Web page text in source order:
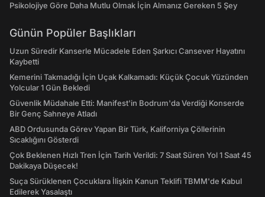
Psikolojiye Göre Daha Mutlu Olmak İçin Almanız Gereken 5 Şey
Günün Popüler Başlıkları
Uzun Süredir Kanserle Mücadele Eden Şarkıcı Cansever Hayatını
Kaybetti
Kemerini Takmadığı İçin Uçak Kalkamadı: Küçük Çocuk Yüzünden
Yolcular 1 Gün Bekledi
Güvenlik Müdahale Etti: Manifest'in Bodrum'da Verdiği Konserde
Bir Genç Sahneye Atladı
ABD Ordusunda Görev Yapan Bir Türk, Kaliforniya Çöllerinin
Sıcaklığını Gösterdi
Çok Beklenen Hızlı Tren İçin Tarih Verildi: 7 Saat Süren Yol 1 Saat 45
Dakikaya Düşecek!
Suça Sürüklenen Çocuklara İlişkin Kanun Teklifi TBMM'de Kabul
Edilerek Yasalaştı